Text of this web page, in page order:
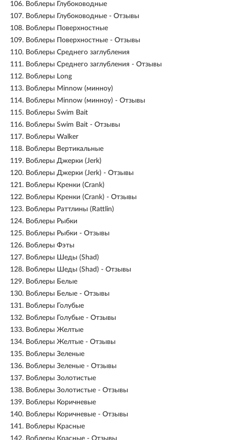
106. Воблеры Глубоководные
107. Воблеры Глубоководные - Отзывы
108. Воблеры Поверхностные
109. Воблеры Поверхностные - Отзывы
110. Воблеры Среднего заглубления
111. Воблеры Среднего заглубления - Отзывы
112. Воблеры Long
113. Воблеры Minnow (минноу)
114. Воблеры Minnow (минноу) - Отзывы
115. Воблеры Swim Bait
116. Воблеры Swim Bait - Отзывы
117. Воблеры Walker
118. Воблеры Вертикальные
119. Воблеры Джерки (Jerk)
120. Воблеры Джерки (Jerk) - Отзывы
121. Воблеры Кренки (Crank)
122. Воблеры Кренки (Crank) - Отзывы
123. Воблеры Раттлины (Rattlin)
124. Воблеры Рыбки
125. Воблеры Рыбки - Отзывы
126. Воблеры Фэты
127. Воблеры Шеды (Shad)
128. Воблеры Шеды (Shad) - Отзывы
129. Воблеры Белые
130. Воблеры Белые - Отзывы
131. Воблеры Голубые
132. Воблеры Голубые - Отзывы
133. Воблеры Желтые
134. Воблеры Желтые - Отзывы
135. Воблеры Зеленые
136. Воблеры Зеленые - Отзывы
137. Воблеры Золотистые
138. Воблеры Золотистые - Отзывы
139. Воблеры Коричневые
140. Воблеры Коричневые - Отзывы
141. Воблеры Красные
142. Воблеры Красные - Отзывы